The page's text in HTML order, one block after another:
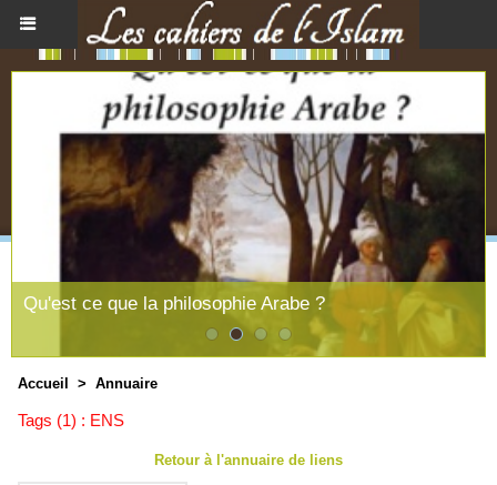
Qu'est ce que la philosophie Arabe ?
Accueil > Annuaire
Tags (1) : ENS
Retour à l'annuaire de liens